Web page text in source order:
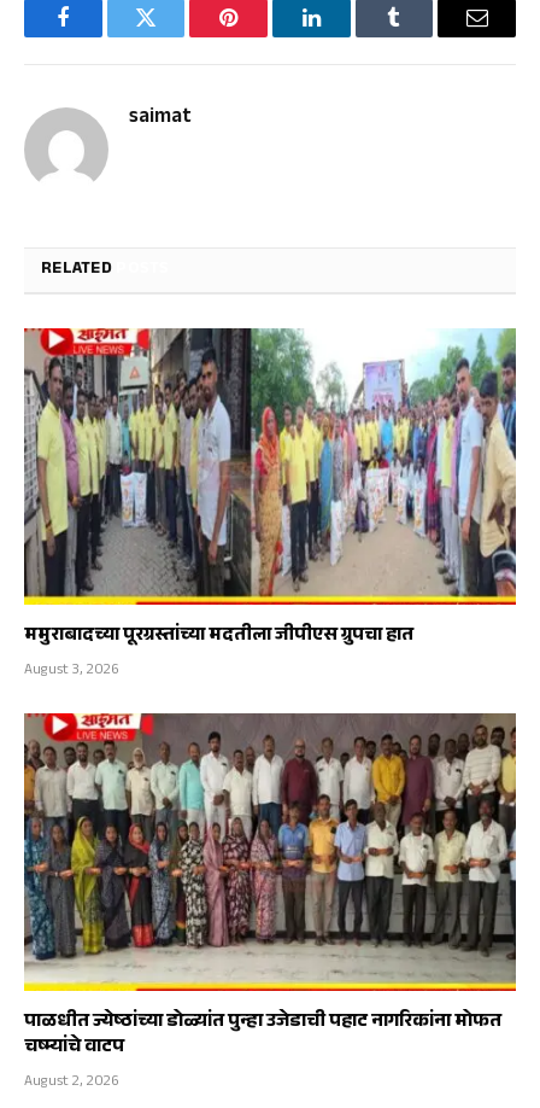
FacebookTwitter Pinterest LinkedInTumblr Email
saimat
RELATED
ममुराबादच्या पूरग्रस्तांच्या मदतीला जीपीएस ग्रुपचा हात
August 3, 2026
पाळधीत ज्येष्ठांच्या डोळ्यांत पुन्हा उजेडाची पहाट नागरिकांना मोफत
चष्म्यांचे वाटप
August 2, 2026